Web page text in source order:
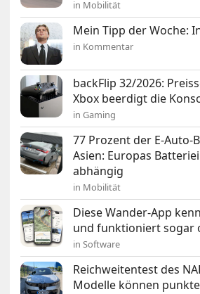
in Mobilität
Mein Tipp der Woche:
in Kommentar
backFlip 32/2026:
Xbox beerdigt die
in Gaming
77 Prozent der E-Auto-
Asien: Europas
abhängig
in Mobilität
Diese Wander-App
und funktioniert sogar
in Software
Reichweitentest des
Modelle können